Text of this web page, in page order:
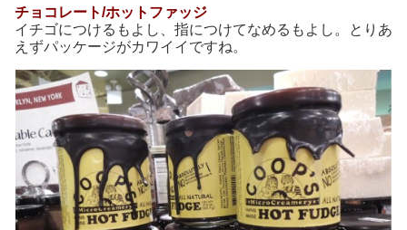
チョコレート/ホットファッジ
イチゴにつけるもよし、指につけてなめるもよし。とりあ
えずパッケージがカワイイですね。